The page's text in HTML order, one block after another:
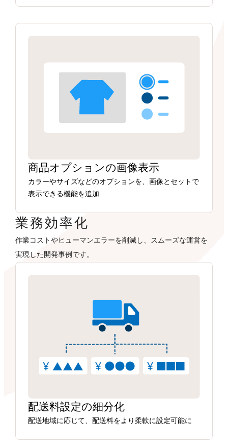
商品オプションの画像表示
カラーやサイズなどのオプションを、画像とセットで
表示できる機能を追加
業務効率化
作業コストやヒューマンエラーを削減し、スムーズな運営を
実現した開発事例です。
配送料設定の細分化
配送地域に応じて、配送料をより柔軟に設定可能に